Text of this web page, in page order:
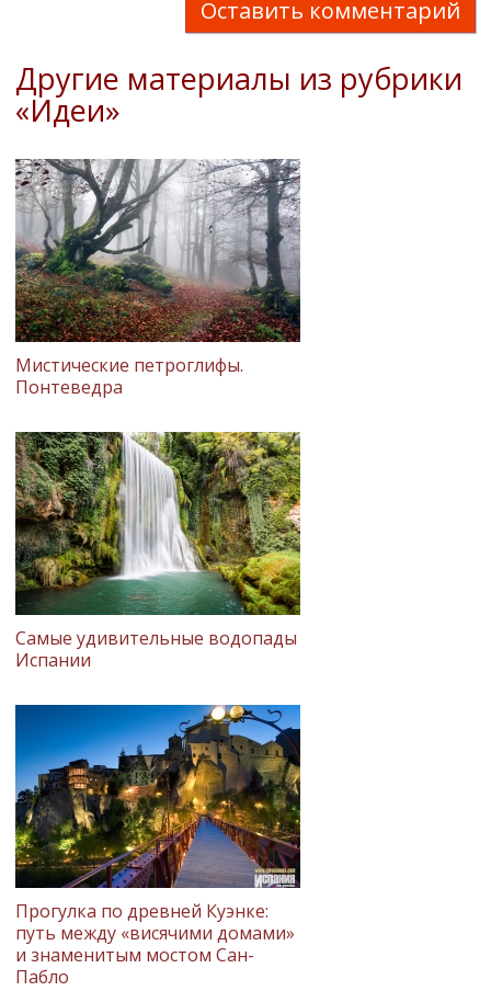
Оставить комментарий
Другие материалы из рубрики
«Идеи»
Мистические петроглифы.
Понтеведра
Самые удивительные водопады
Испании
Прогулка по древней Куэнке:
путь между «висячими домами»
и знаменитым мостом Сан-
Пабло